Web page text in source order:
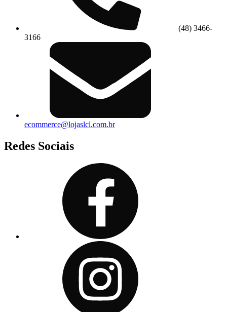
(48) 3466-
3166
ecommerce@lojaslcl.com.br
Redes Sociais